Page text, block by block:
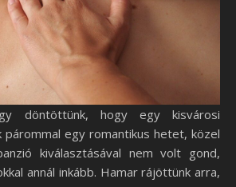
párommal egy romantikus hetet, közel
kiválasztásával nem volt gond,
annál inkább. Hamar rájöttünk arra,